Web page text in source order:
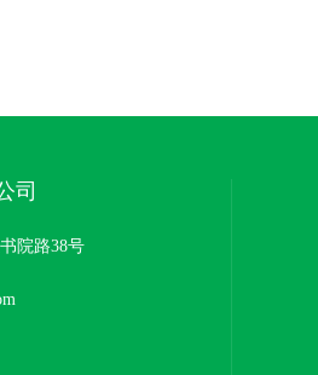
司
院路38号